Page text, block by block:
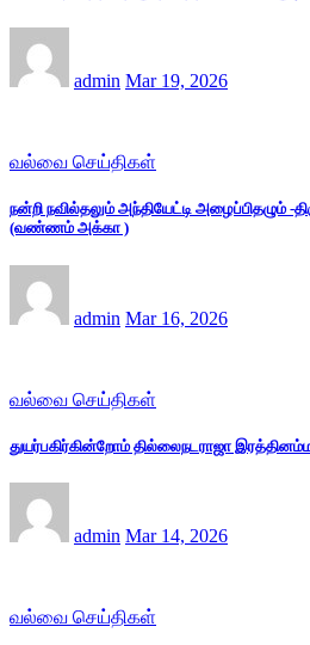
admin Mar 19, 2026
வல்வை செய்திகள்
நன்றி நவில்தலும் அந்தியேட்டி அழைப்பிதழும் -
(வண்ணம் அக்கா )
admin Mar 16, 2026
வல்வை செய்திகள்
துயர்பகிர்கின்றோம் தில்லைநடராஜா
admin Mar 14, 2026
வல்வை செய்திகள்